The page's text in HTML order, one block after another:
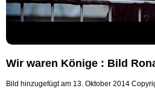
Wir waren Könige : Bild
Bild hinzugefügt am 13. Oktober 2014